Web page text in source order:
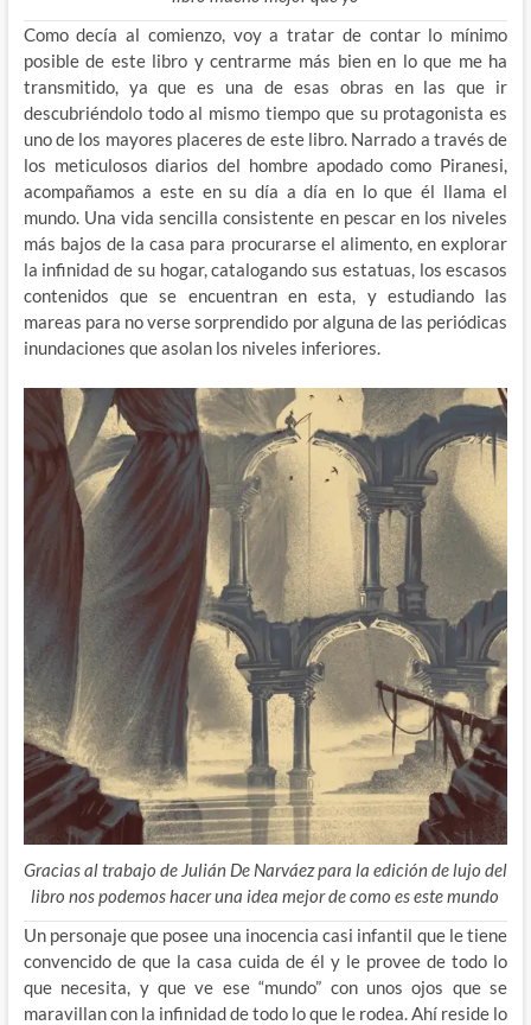
Como decía al comienzo, voy a tratar de contar lo mínimo
posible de este libro y centrarme más bien en lo que me ha
transmitido, ya que es una de esas obras en las que ir
descubriéndolo todo al mismo tiempo que su protagonista es
uno de los mayores placeres de este libro. Narrado a través de
los meticulosos diarios del hombre apodado como Piranesi,
acompañamos a este en su día a día en lo que él llama el
mundo. Una vida sencilla consistente en pescar en los niveles
más bajos de la casa para procurarse el alimento, en explorar
la infinidad de su hogar, catalogando sus estatuas, los escasos
contenidos que se encuentran en esta, y estudiando las
mareas para no verse sorprendido por alguna de las periódicas
inundaciones que asolan los niveles inferiores.
Gracias al trabajo de Julián De Narváez para la edición de lujo del
libro nos podemos hacer una idea mejor de como es este mundo
Un personaje que posee una inocencia casi infantil que le tiene
convencido de que la casa cuida de él y le provee de todo lo
que necesita, y que ve ese “mundo” con unos ojos que se
maravillan con la infinidad de todo lo que le rodea. Ahí reside lo